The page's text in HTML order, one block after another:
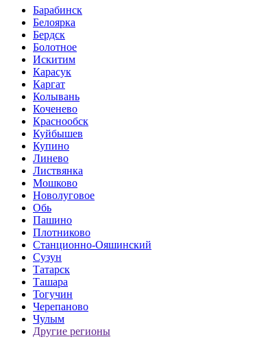
Барабинск
Белоярка
Бердск
Болотное
Искитим
Карасук
Каргат
Колывань
Коченево
Краснообск
Куйбышев
Купино
Линево
Листвянка
Мошково
Новолуговое
Обь
Пашино
Плотниково
Станционно-Ояшинский
Сузун
Татарск
Ташара
Тогучин
Черепаново
Чулым
Другие регионы